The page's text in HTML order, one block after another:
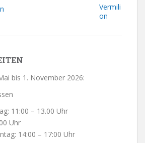
Vermili
on
bis 1. November 2026:
11:00 – 13.00 Uhr
Uhr
14:00 – 17:00 Uhr